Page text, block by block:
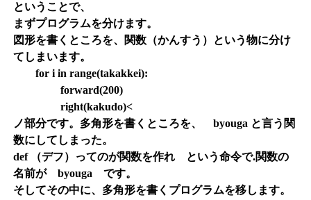
ということで、
まずプログラムを分けます。
図形を書くところを、関数（かんすう）という物に分け
てしまいます。
for i in range(takakkei):
forward(200)
right(kakudo)<
ノ部分です。多角形を書くところを、 byouga と言う関
数にしてしまった。
def
（デフ）ってのが関数を作れ という命令で.関数の
名前が byouga です。
そしてその中に、多角形を書くプログラムを移します。